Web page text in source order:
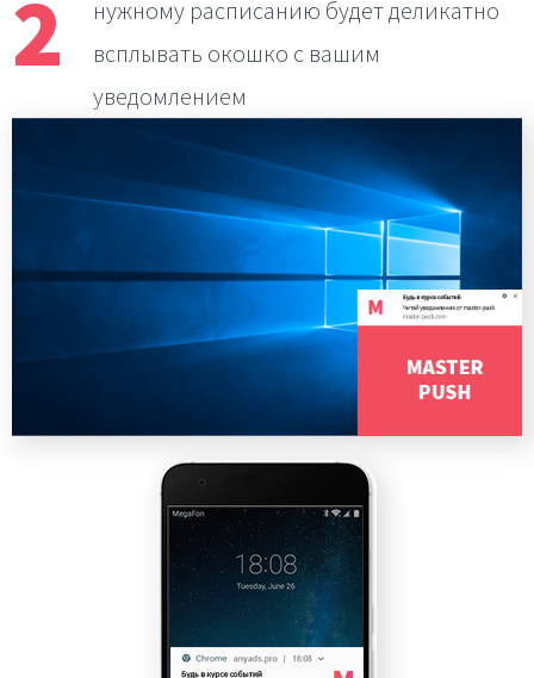
2
нужному расписанию будет деликатно
всплывать окошко с вашим
уведомлением